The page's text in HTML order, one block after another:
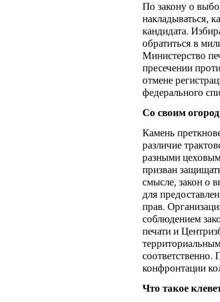
По закону о
накладываться,
кандидата.
обратиться в
Министерство
пресечении
отмене
федерального
Со своим
Камень
различие
разными
призван
смысле, закон о
для
прав.
соблюдением
печати и
соответственно.
конфронтации
Что такое